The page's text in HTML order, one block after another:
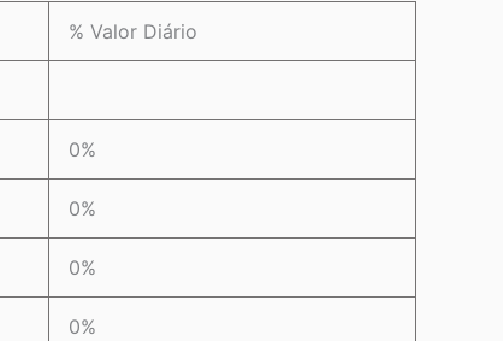
% Valor Diário
0%
0%
0%
0%